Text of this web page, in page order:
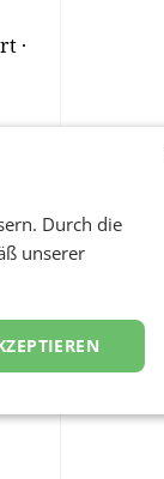
·
Durch die
unserer